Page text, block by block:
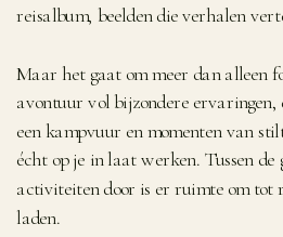
reisalbum, beelden die verhalen
Maar het gaat om meer dan alleen
avontuur vol bijzondere ervaringen,
een kampvuur en momenten van
écht op je in laat werken. Tussen de
activiteiten door is er ruimte om tot
laden.